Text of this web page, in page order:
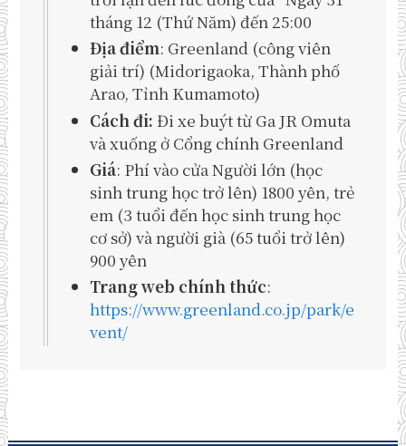
tháng 12 (Thứ Năm) đến 25:00
Địa điểm: Greenland (công viên
giải trí) (Midorigaoka, Thành phố
Arao, Tỉnh Kumamoto)
Cách đi: Đi xe buýt từ Ga JR Omuta
và xuống ở Cổng chính Greenland
Giá: Phí vào cửa Người lớn (học
sinh trung học trở lên) 1800 yên, trẻ
em (3 tuổi đến học sinh trung học
cơ sở) và người già (65 tuổi trở lên)
900 yên
Trang web chính thức:
https://www.greenland.co.jp/park/e
vent/